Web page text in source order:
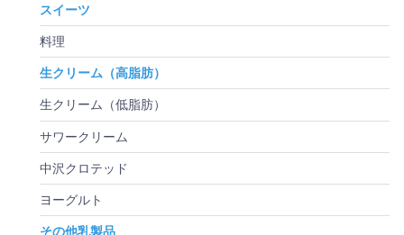
スイーツ
料理
生クリーム（高脂肪）
生クリーム（低脂肪）
サワークリーム
中沢クロテッド
ヨーグルト
その他乳製品